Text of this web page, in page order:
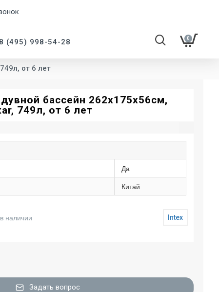
8 (495) 998-54-28 0
от 6 лет
бассейн 262х175х56см,
749л, от 6 лет
наличии
Intex
Задать вопрос
Да
Китай